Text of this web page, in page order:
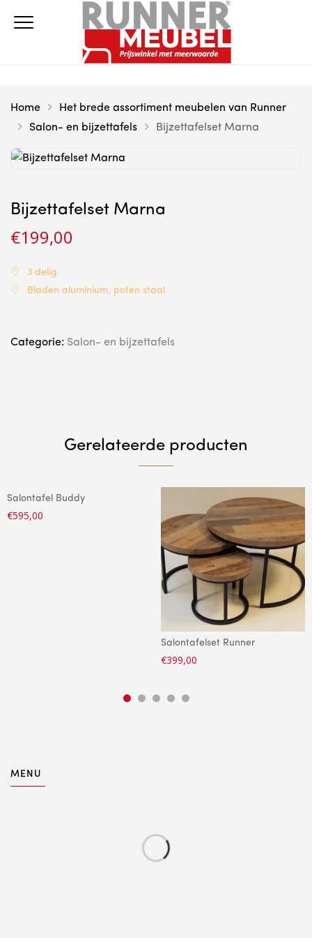
Home
Het brede assortiment meubelen van Runner
Salon- en bijzettafels
Bijzettafelset Marna
Bijzettafelset Marna
€199,00
3 delig
Bladen aluminium, poten staal
Categorie: Salon- en bijzettafels
Gerelateerde producten
Salontafel Buddy
€595,00
Salontafelset Runner
€399,00
MENU